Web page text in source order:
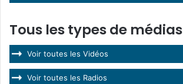
Tous les types de médias
Voir toutes les Vidéos
Voir toutes les Radios